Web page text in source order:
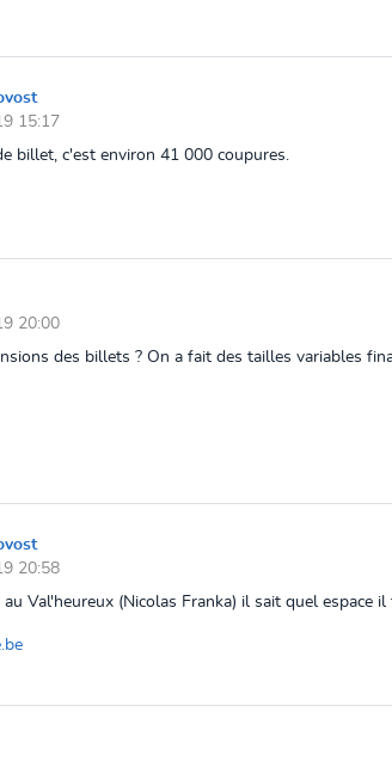
15:17
billet, c'est environ 41 000 coupures.
20:00
des billets ? On a fait des tailles variables
20:58
au Val'heureux (Nicolas Franka) il sait quel espace